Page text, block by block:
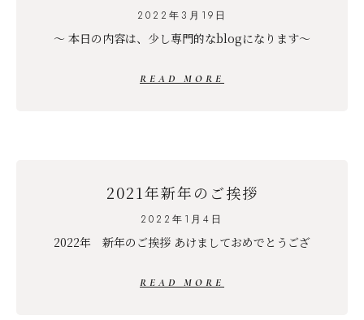
2022年3月19日
〜 本日の内容は、少し専門的なblogになります〜
READ MORE
2021年新年のご挨拶
2022年1月4日
2022年 新年のご挨拶 あけましておめでとうござ
READ MORE